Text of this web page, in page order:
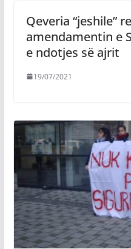
Qeveria “jeshile”
amendamentin e
e ndotjes së ajrit
19/07/2021